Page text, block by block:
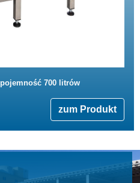
700 litrów
zum Produkt